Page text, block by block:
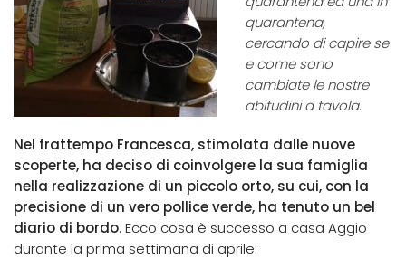
quarantena,
cercando di capire se
e come sono
cambiate le nostre
abitudini a tavola.
Nel frattempo Francesca, stimolata dalle nuove
scoperte, ha deciso di coinvolgere la sua famiglia
nella realizzazione di un piccolo orto, su cui, con la
precisione di un vero pollice verde, ha tenuto un bel
diario di bordo. Ecco cosa è successo a casa Aggio
durante la prima settimana di aprile: